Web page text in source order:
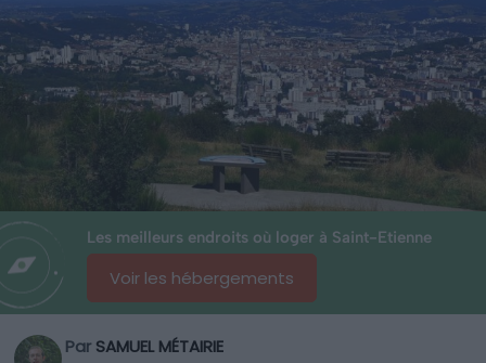
Les meilleurs endroits où loger à Saint-Etienne
Voir les hébergements
Par SAMUEL MÉTAIRIE